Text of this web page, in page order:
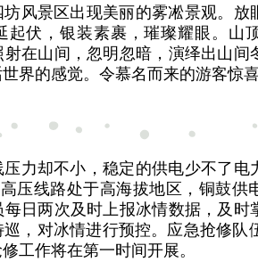
风景区出现美丽的雾凇景观。放
起伏，银装素裹，璀璨耀眼。山
在山间，忽明忽暗，演绎出山间
界的感觉。令慕名而来的游客惊
力却不小，稳定的供电少不了电
压线路处于高海拔地区，铜鼓供
日两次及时上报冰情数据，及时
，对冰情进行预控。应急抢修队
工作将在第一时间开展。